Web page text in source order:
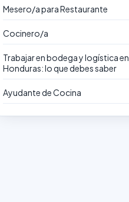
Mesero/a para Restaurante
Cocinero/a
Trabajar en bodega y logística en
Honduras: lo que debes saber
Ayudante de Cocina